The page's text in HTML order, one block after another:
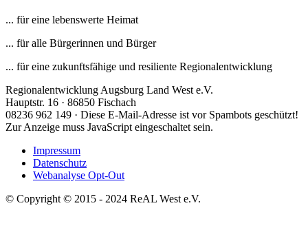
... für eine lebenswerte Heimat
... für alle Bürgerinnen und Bürger
... für eine zukunftsfähige und resiliente Regionalentwicklung
Regionalentwicklung Augsburg Land West e.V.
Hauptstr. 16 · 86850 Fischach
08236 962 149 · Diese E-Mail-Adresse ist vor Spambots geschützt!
Zur Anzeige muss JavaScript eingeschaltet sein.
Impressum
Datenschutz
Webanalyse Opt-Out
© Copyright © 2015 - 2024 ReAL West e.V.